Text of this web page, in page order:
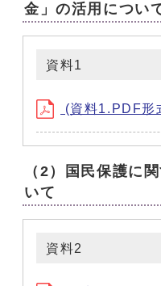
金」の活用につい
資料1
(資料1.PDF
（2）国民保護に
いて
資料2